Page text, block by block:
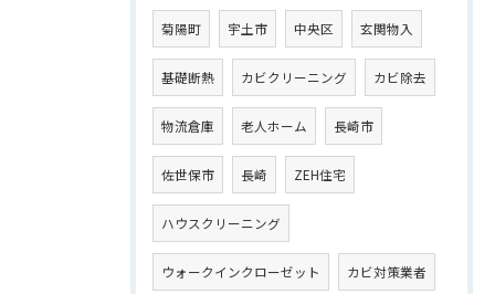
菊陽町 宇土市 中央区 玄関物入
基礎断熱 カビクリーニング カビ除去
物流倉庫 老人ホーム 長崎市
佐世保市 長崎 ZEH住宅
ハウスクリーニング
ウォークインクローゼット カビ対策業者